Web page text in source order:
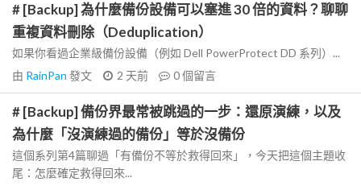
# [Backup] 為什麼備份設備可以塞進 30 倍的資料？聊聊
重複資料刪除（Deduplication）
如果你看過企業級備份設備（例如 Dell PowerProtect DD 系列）...
由 RainPan 發文 2 天前 0個留言
# [Backup] 備份界最常被跳過的一步：還原演練，以及
為什麼「沒演練過的備份」等於沒備份
這個系列第4篇聊過「有備份不等於救得回來」，今天把這個主題收
尾：怎麼確定救得回來...